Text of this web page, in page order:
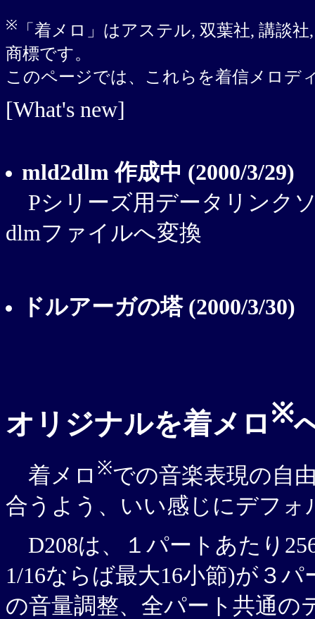
※
「着メロ」はアステル, 双葉社, 講談
商標です。
このページでは、これらを着信メロデ
[What's new]
mld2dlm 作成中 (2000/3/29)
Pシリーズ用データリンク
dlmファイルへ変換
ドルアーガの塔 (2000/3/30)
オリジナルを着メロ ※
着メロ ※での音楽表現の自
合うよう、いい感じにデフ
D208は、１パートあたり
1/16ならば最大16小節)が３
の音量調整、全パート共通の